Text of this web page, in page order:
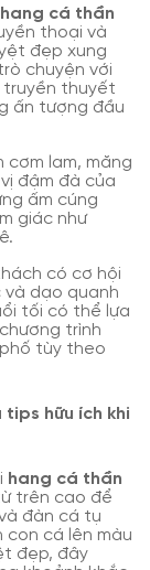
hang cá thần
thoại và
đẹp xung
chuyện với
truyền thuyết
ấn tượng đầu
lam, măng
đậm đà của
ấm cúng
giác như
có cơ hội
dạo quanh
tối có thể lựa
trình
tùy theo
hữu ích khi
hang cá thần
trên cao để
đàn cá tụ
con cá lên màu
đẹp, đây